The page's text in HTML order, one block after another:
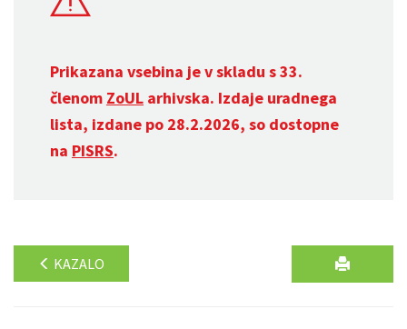
Prikazana vsebina je v skladu s 33.
členom ZoUL arhivska. Izdaje uradnega
lista, izdane po 28.2.2026, so dostopne
na PISRS.
KAZALO